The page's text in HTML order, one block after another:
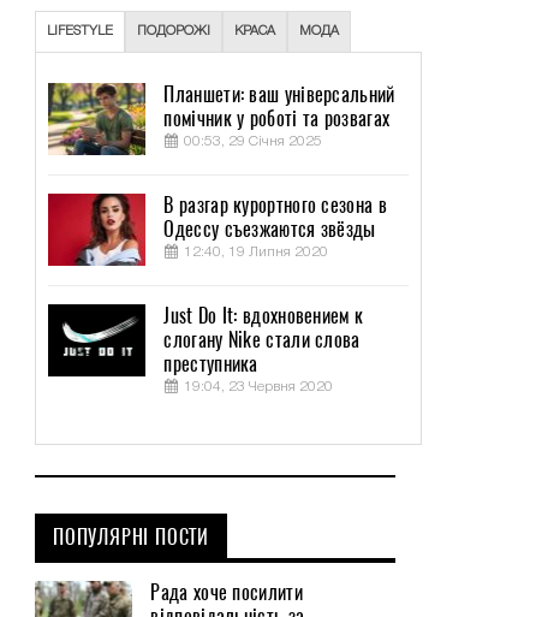
LIFESTYLE ПОДОРОЖІ КРАСА МОДА
Планшети: ваш універсальний
помічник у роботі та розвагах
00:53, 29 Січня 2025
В разгар курортного сезона в
Одессу съезжаются звёзды
12:40, 19 Липня 2020
Just Do It: вдохновением к
слогану Nike стали слова
преступника
19:04, 23 Червня 2020
ПОПУЛЯРНІ ПОСТИ
Рада хоче посилити